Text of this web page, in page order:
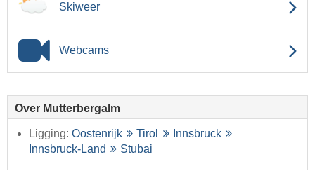
Skiweer
Webcams
Over Mutterbergalm
Ligging: Oostenrijk Tirol
Innsbruck
Innsbruck-Land
Stubai